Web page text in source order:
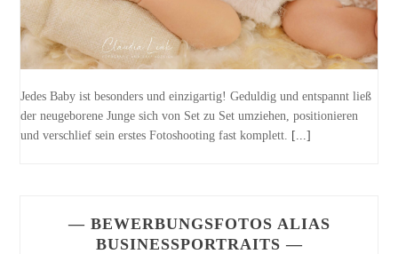
Jedes Baby ist besonders und einzigartig! Geduldig und entspannt ließ
der neugeborene Junge sich von Set zu Set umziehen, positionieren
und verschlief sein erstes Fotoshooting fast komplett. [...]
— BEWERBUNGSFOTOS ALIAS
BUSINESSPORTRAITS —